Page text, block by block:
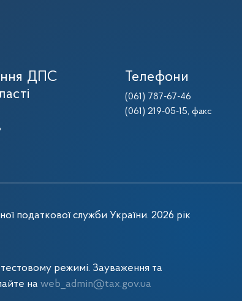
ДПС
Телефони
(061) 787-67-46
(061) 219-05-15, факс
податкової служби України. 2026 рік
режимі. Зауваження та
на web_admin@tax.gov.ua